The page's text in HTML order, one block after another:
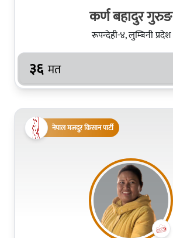
कर्ण बहादुर गुरुङ
रूपन्देही-४, लुम्बिनी प्रदेश
३६ मत
नेपाल मजदुर किसान पार्टी